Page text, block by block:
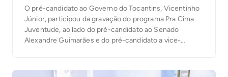
O pré-candidato ao Governo do Tocantins, Vicentinho
Júnior, participou da gravação do programa Pra Cima
Juventude, ao lado do pré-candidato ao Senado
Alexandre Guimarães e do pré-candidato a vice-
diversas instituições de ensino superior em um